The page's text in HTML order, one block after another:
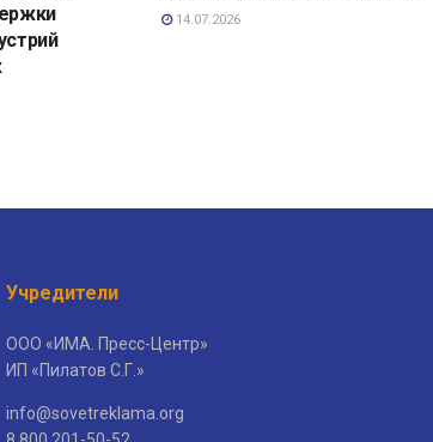
14.07.2026
Учредители
ООО «ИМА. Пресс-Центр»
ИП «Пилатов С.Г.»
info@sovetreklama.org